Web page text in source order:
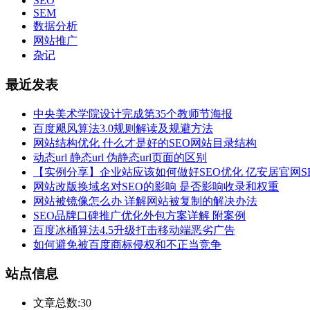
SEM
数据分析
网站推广
杂记
最近发表
中央美术学院设计完成第35个教师节海报
百度飓风算法3.0规则解读及规避方法
网站结构优化 什么才是好的SEO网站目录结构
动态url 静态url 伪静态url页面的区别
【实例分享】企业站应该如何做好SEO优化 亿安居官网
网站改版换域名对SEO的影响 是否影响收录和权重
网站被镜像怎么办 详解网站被复制的解决办法
SEO品牌口碑推广优化外包方案详解 附案例
百度冰桶算法4.5升级打击移动端恶劣广告
如何避免被百度商标侵权和不正当竞争
站点信息
文章总数:30